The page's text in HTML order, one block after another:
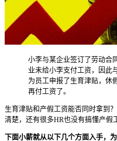
小李与某企业签订了劳动合
业未给小李支付工资，因此
为员工申报了生育津贴，休
再付工资了。
生育津贴和产假工资能否同时拿到
清楚，还有很多HR也没有搞懂产假
下面小薪就从以下几个方面入手，为